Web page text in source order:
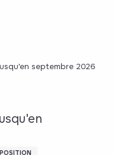
septembre 2026